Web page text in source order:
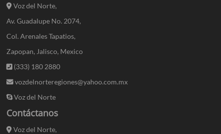
Voz del Norte,
Av. Guadalupe No. 2074,
Col. Arenales Tapatios,
Zapopan, Jalisco, Mexico
(333) 180 2880
vozdelnorteregiones@yahoo.com.mx
Voz del Norte
Contáctanos
Voz del Norte,